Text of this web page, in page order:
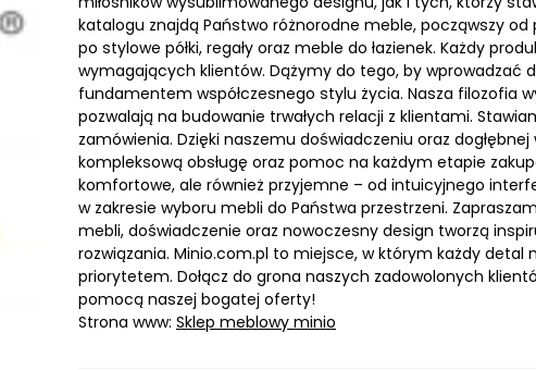
katalogu znajdą Państwo różnorodne meble, począwszy
po stylowe półki, regały oraz meble do łazienek. Każdy
wymagających klientów. Dążymy do tego, by wprowadzać
fundamentem współczesnego stylu życia. Nasza filozofia
pozwalają na budowanie trwałych relacji z klientami.
zamówienia. Dzięki naszemu doświadczeniu oraz
kompleksową obsługę oraz pomoc na każdym etapie
komfortowe, ale również przyjemne – od intuicyjnego
w zakresie wyboru mebli do Państwa przestrzeni.
mebli, doświadczenie oraz nowoczesny design tworzą
rozwiązania. Minio.com.pl to miejsce, w którym każdy
priorytetem. Dołącz do grona naszych zadowolonych
pomocą naszej bogatej oferty!
Strona www: Sklep meblowy minio